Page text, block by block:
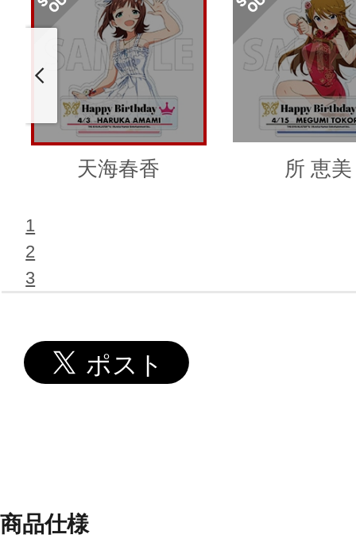
天海春香 所 恵美
1
2
3
商品仕様